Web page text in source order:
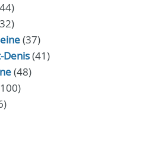
(37)
Denis(41)
(48)